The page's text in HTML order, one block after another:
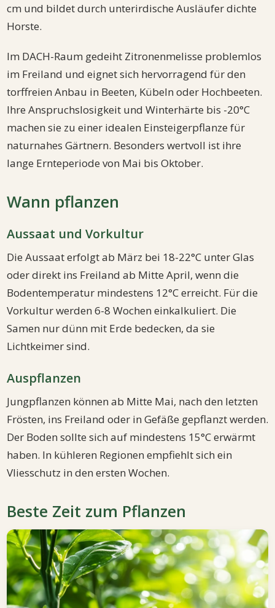
cm und bildet durch unterirdische Ausläufer dichte
Horste.
Im DACH-Raum gedeiht Zitronenmelisse problemlos
im Freiland und eignet sich hervorragend für den
torffreien Anbau in Beeten, Kübeln oder Hochbeeten.
Ihre Anspruchslosigkeit und Winterhärte bis -20°C
machen sie zu einer idealen Einsteigerpflanze für
naturnahes Gärtnern. Besonders wertvoll ist ihre
lange Ernteperiode von Mai bis Oktober.
Wann pflanzen
Aussaat und Vorkultur
Die Aussaat erfolgt ab März bei 18-22°C unter Glas
oder direkt ins Freiland ab Mitte April, wenn die
Bodentemperatur mindestens 12°C erreicht. Für die
Vorkultur werden 6-8 Wochen einkalkuliert. Die
Samen nur dünn mit Erde bedecken, da sie
Lichtkeimer sind.
Auspflanzen
Jungpflanzen können ab Mitte Mai, nach den letzten
Frösten, ins Freiland oder in Gefäße gepflanzt werden.
Der Boden sollte sich auf mindestens 15°C erwärmt
haben. In kühleren Regionen empfiehlt sich ein
Vliesschutz in den ersten Wochen.
Beste Zeit zum Pflanzen